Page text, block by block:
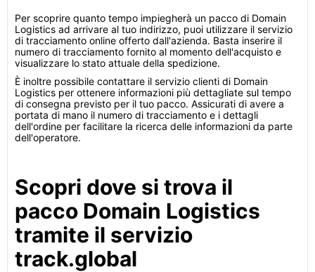
Per scoprire quanto tempo impiegherà un pacco di Domain
Logistics ad arrivare al tuo indirizzo, puoi utilizzare il servizio
di tracciamento online offerto dall'azienda. Basta inserire il
numero di tracciamento fornito al momento dell'acquisto e
visualizzare lo stato attuale della spedizione.
È inoltre possibile contattare il servizio clienti di Domain
Logistics per ottenere informazioni più dettagliate sul tempo
di consegna previsto per il tuo pacco. Assicurati di avere a
portata di mano il numero di tracciamento e i dettagli
dell'ordine per facilitare la ricerca delle informazioni da parte
dell'operatore.
Scopri dove si trova il
pacco Domain Logistics
tramite il servizio
track.global